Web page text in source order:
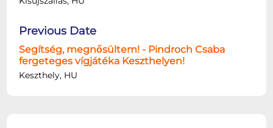
Previous Date
Segítség, megnősültem! - Pindroch Csaba
fergeteges vígjátéka Keszthelyen!
Keszthely, HU